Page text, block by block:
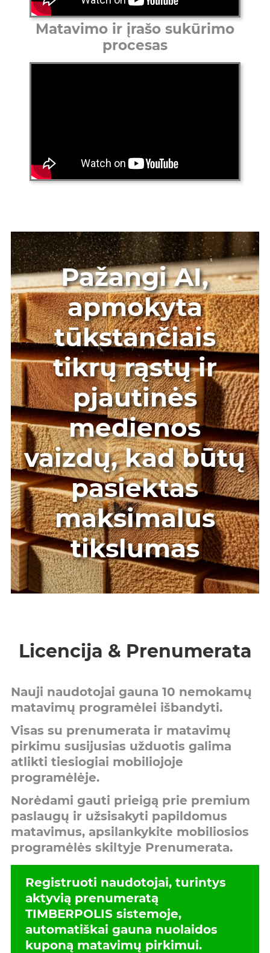
Matavimo ir įrašo sukūrimo
procesas
Pažangi AI,
apmokyta
tūkstančiais
tikrų rąstų ir
pjautinės
medienos
vaizdų, kad būtų
pasiektas
maksimalus
tikslumas
Licencija & Prenumerata
Nauji naudotojai gauna 10 nemokamų
matavimų programėlei išbandyti.
Visas su prenumerata ir matavimų
pirkimu susijusias užduotis galima
atlikti tiesiogiai mobiliojoje
programėlėje.
Norėdami gauti prieigą prie premium
paslaugų ir užsisakyti papildomus
matavimus, apsilankykite mobiliosios
programėlės skiltyje Prenumerata.
Registruoti naudotojai, turintys
aktyvią prenumeratą
TIMBERPOLIS sistemoje,
automatiškai gauna nuolaidos
kuponą matavimų pirkimui.